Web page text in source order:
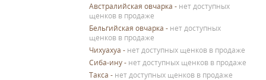
Австралийская овчарка - нет доступных
щенков в продаже
Бельгийская овчарка - нет доступных
щенков в продаже
Чихуахуа - нет доступных щенков в продаже
Сиба-ину- нет доступных щенков в продаже
Такса - нет доступных щенков в продаже